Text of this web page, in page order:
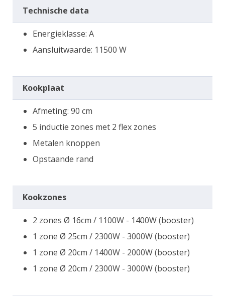
Technische data
Energieklasse: A
Aansluitwaarde: 11500 W
Kookplaat
Afmeting: 90 cm
5 inductie zones met 2 flex zones
Metalen knoppen
Opstaande rand
Kookzones
2 zones Ø 16cm / 1100W - 1400W (booster)
1 zone Ø 25cm / 2300W - 3000W (booster)
1 zone Ø 20cm / 1400W - 2000W (booster)
1 zone Ø 20cm / 2300W - 3000W (booster)